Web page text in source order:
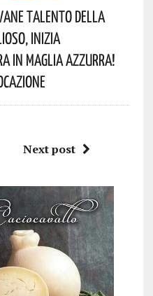
Talento Della
Inizia
In Maglia Azzurra!
Next post